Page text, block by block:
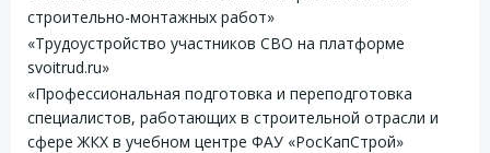
строительно-монтажных работ»
«Трудоустройство участников СВО на платформе
svoitrud.ru»
«Профессиональная подготовка и переподготовка
специалистов, работающих в строительной отрасли и
сфере ЖКХ в учебном центре ФАУ «РосКапСтрой»